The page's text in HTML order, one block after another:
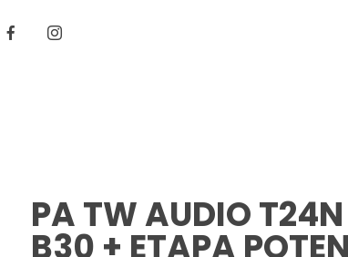
PA TW AUDIO
B30 + ETAPA